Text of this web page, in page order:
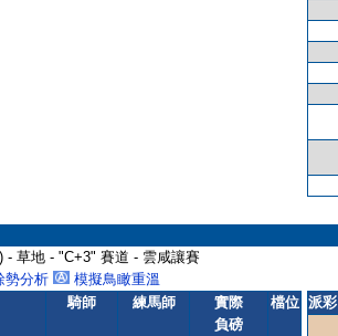
- 草地 - "C+3" 賽道 - 雲咸讓賽
勢分析
模擬鳥瞰重溫
騎師 練馬師
實際
負磅
檔位 派彩